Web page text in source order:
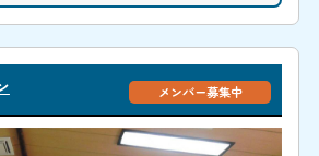
メンバー募集中